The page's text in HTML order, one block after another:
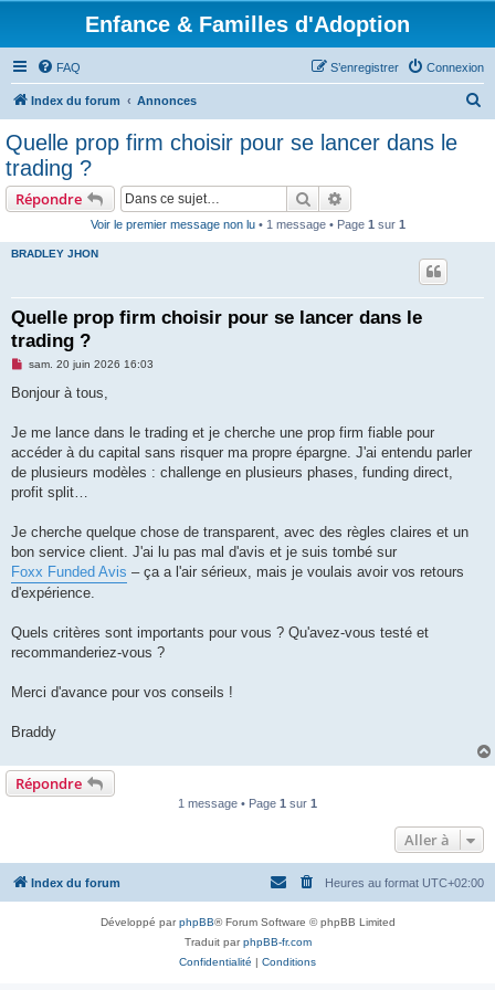
Enfance & Familles d'Adoption
FAQ Connexion
S’enregistrer
Index du forum Annonces
Quelle prop firm choisir pour se lancer dans le
trading ?
Répondre Rechercher
Voir le premier message non lu• 1 message • Page 1 sur 1
BRADLEY JHON
Quelle prop firm choisir pour se lancer dans le
trading ?
M
s
g
n
o
l
sam. 20 juin 2026 16:03
Bonjour à tous,
Je me lance dans le trading et je cherche une prop firm fiable pour
accéder à du capital sans risquer ma propre épargne. J'ai entendu parler
de plusieurs modèles : challenge en plusieurs phases, funding direct,
profit split…
Je cherche quelque chose de transparent, avec des règles claires et un
bon service client. J'ai lu pas mal d'avis et je suis tombé sur
Foxx Funded Avis – ça a l'air sérieux, mais je voulais avoir vos retours
d'expérience.
Quels critères sont importants pour vous ? Qu'avez-vous testé et
recommanderiez-vous ?
Merci d'avance pour vos conseils !
Braddy
Répondre
1 message • Page 1 sur 1
Aller à
Index du forum Heures au format UTC+02:00
Développé parphpBB® Forum Software © phpBB Limited
Traduit parphpBB-fr.com
Confidentialité | Conditions